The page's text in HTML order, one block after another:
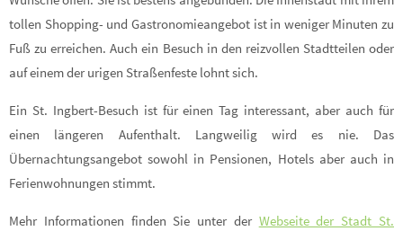
tollen Shopping- und Gastronomieangebot ist in weniger Minuten zu
Fuß zu erreichen. Auch ein Besuch in den reizvollen Stadtteilen oder
auf einem der urigen Straßenfeste lohnt sich.
Ein St. Ingbert-Besuch ist für einen Tag interessant, aber auch für
einen längeren Aufenthalt. Langweilig wird es nie. Das
Übernachtungsangebot sowohl in Pensionen, Hotels aber auch in
Ferienwohnungen stimmt.
Mehr Informationen finden Sie unter der Webseite der Stadt St.